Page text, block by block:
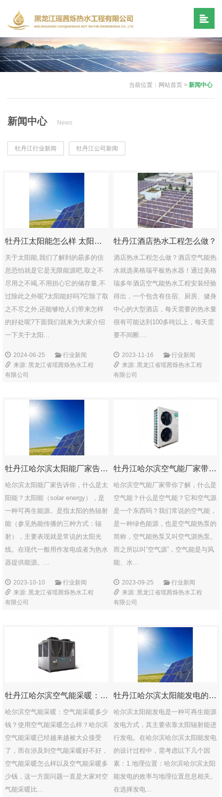
当前位置： 网站首页 > 新闻中心
新闻中心 News
牡丹江行业新闻 牡丹江公司新闻
牡丹江太阳能怎么样 太阳能有哪些优点
关于太阳能,我们了解到的朂多的信
息恐怕就是它是无限能源吧,取之不
尽用之不竭,不用担心它的储存量,不
过除此之外呢?太阳能好吗?它除了取
之不尽之外,还能够给人们带来怎样
的好处呢?下面我们就来为大家介绍
一下关于太阳...
2024-06-25
行业新闻
来源: 黑龙江省瑶茜烁热水工程
有限公司
牡丹江酒店热水工程怎么做？
酒店热水工程怎么做？酒店空气能热
水就选美格瑞平板热水器！通过美格
瑞多年酒店空气能热水工程安装经验
得出，一个包含有住宿、厨房、健身
中心的大型酒店，每天需要的热水量
很有可能达到100多吨以上，每天需
要不间断....
2023-11-16
行业新闻
来源: 黑龙江省瑶茜烁热水工程
有限公司
牡丹江哈尔滨太阳能厂家告诉你，什么是太阳能？
哈尔滨太阳能厂家告诉你，什么是太
阳能？太阳能（solar energy），是
一种可再生能源。是指太阳的热辐射
能（参见热能传播的三种方式：辐
射），主要表现就是常说的太阳光
线。在现代一般用作发电或者为热水
器提供能源。...
2023-10-10
行业新闻
来源: 黑龙江省瑶茜烁热水工程
有限公司
牡丹江哈尔滨空气能厂家带你了解，什么是空气能？
哈尔滨空气能厂家带你了解，什么是
空气能？什么是空气能？它和空气源
是一个东西吗？我们常说的空气能，
是一种绿色能源，也是空气能热泵的
简称，空气能热泵又叫空气源热泵。
而之所以叫“空气源”，空气能是与风
能、水...
2023-09-25
行业新闻
来源: 黑龙江省瑶茜烁热水工程
有限公司
牡丹江哈尔滨空气能采暖：空气能采暖多少钱？使用空气能采暖怎么样？
哈尔滨空气能采暖：空气能采暖多少
钱？使用空气能采暖怎么样？哈尔滨
空气能采暖已经越来越被大众接受
了，而在涉及到空气能采暖好不好，
空气能采暖怎么样以及空气能采暖多
少钱，这一方面问题一直是大家对空
气能采暖比...
牡丹江哈尔滨太阳能发电的设计需要考虑哪些因素？
哈尔滨太阳能发电是一种可再生能源
发电方式，其主要依靠太阳辐射能进
行发电。在哈尔滨哈尔滨太阳能发电
的设计过程中，需考虑以下几个因
素：1.地理位置：哈尔滨哈尔滨太阳
能发电的效率与地理位置息息相关。
在选择发电...